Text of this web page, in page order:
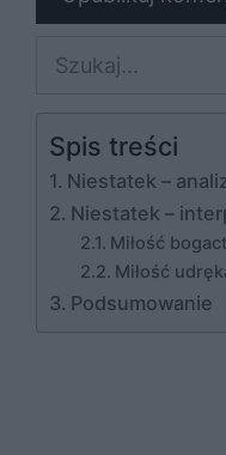
Szukaj
Spis treści
Niestatek –
Niestatek –
Miłość
Miłość
Podsumowanie